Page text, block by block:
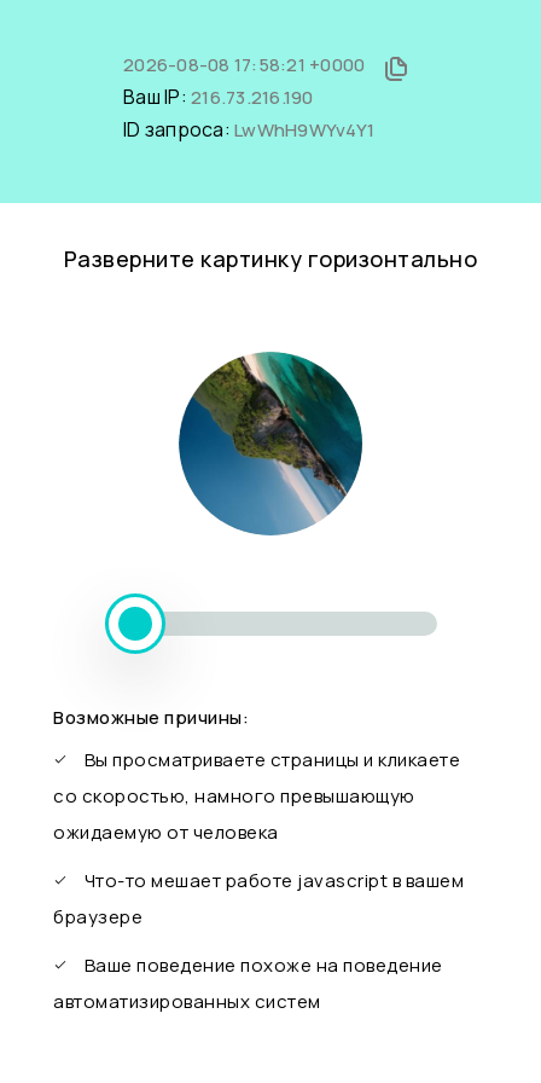
2026-08-08 17:58:21 +0000
Ваш IP: 216.73.216.190
ID запроса: LwWhH9WYv4Y1
Разверните картинку горизонтально
Возможные причины:
Вы просматриваете страницы и кликаете
со скоростью, намного превышающую
ожидаемую от человека
Что-то мешает работе javascript в вашем
браузере
Ваше поведение похоже на поведение
автоматизированных систем